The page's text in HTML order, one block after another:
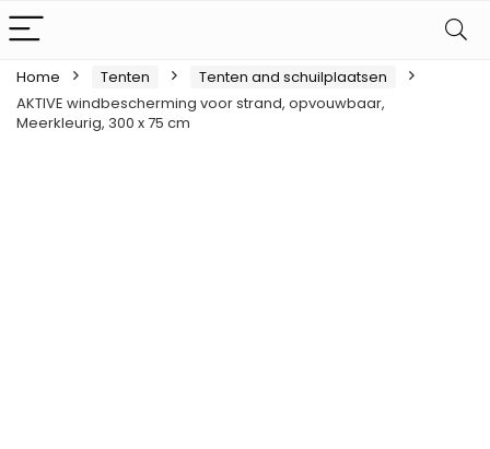
Home Tenten
Tenten and schuilplaatsen
AKTIVE windbescherming voor strand, opvouwbaar,
Meerkleurig, 300 x 75 cm